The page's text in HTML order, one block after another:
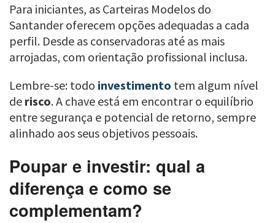
Para iniciantes, as Carteiras Modelos do
Santander oferecem opções adequadas a cada
perfil. Desde as conservadoras até as mais
arrojadas, com orientação profissional inclusa.
Lembre-se: todo investimento tem algum nível
de risco. A chave está em encontrar o equilíbrio
entre segurança e potencial de retorno, sempre
alinhado aos seus objetivos pessoais.
Poupar e investir: qual a
diferença e como se
complementam?